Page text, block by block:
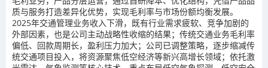
质与服务打造差异化优势，实现毛利率与市场份额均衡发展。
2025年交通管理业务收入下滑，既有行业需求疲软、竞争加剧的
外部因素，也是公司主动战略性收缩的结果；传统交通业务毛利率
偏低、回款周期长，盈利压力加大；公司已调整策略，逐步缩减传
统交通项目投入，将资源聚焦低空经济等新兴高增长领域；依托激